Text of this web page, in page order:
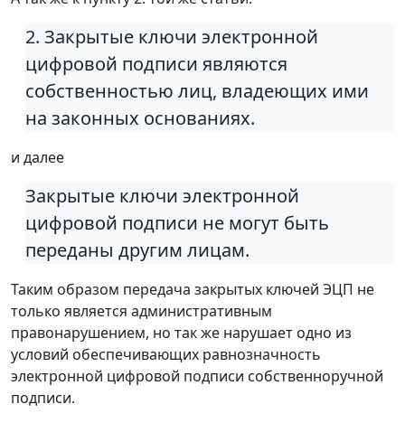
2. Закрытые ключи электронной
цифровой подписи являются
собственностью лиц, владеющих ими
на законных основаниях.
и далее
Закрытые ключи электронной
цифровой подписи не могут быть
переданы другим лицам.
Таким образом передача закрытых ключей ЭЦП не
только является административным
правонарушением, но так же нарушает одно из
условий обеспечивающих равнозначность
электронной цифровой подписи собственноручной
подписи.